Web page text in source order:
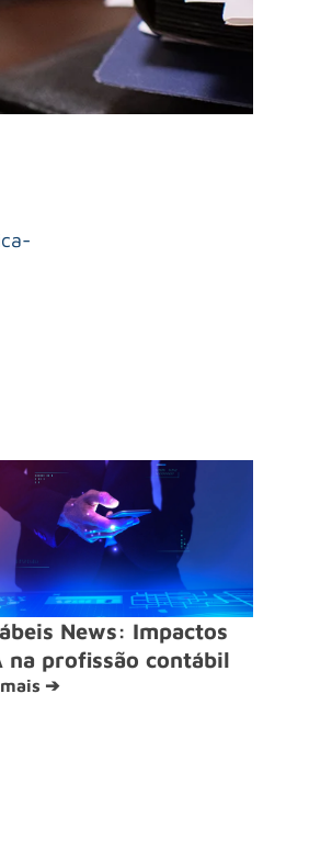
News: Impactos
na profissão contábil
➔